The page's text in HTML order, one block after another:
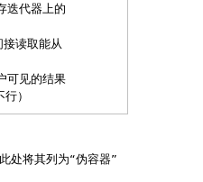
迭代器上的
读取能从
可见的结果
）
处将其列为“伪容器”